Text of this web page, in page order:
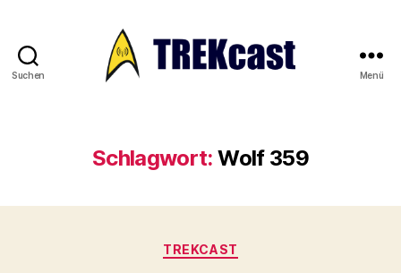
Suchen Menü
Schlagwort: Wolf 359
Kategorien
TREKCAST